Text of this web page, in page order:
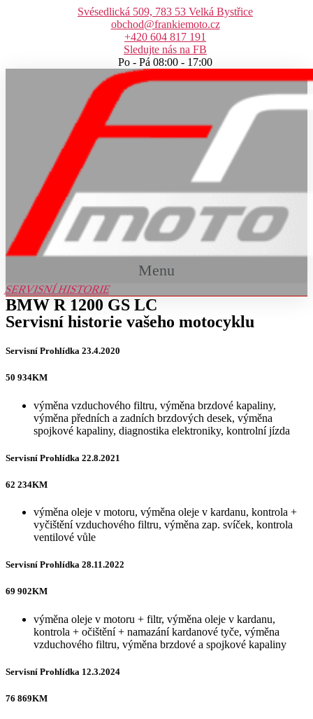
Svésedlická 509, 783 53 Velká Bystřice
obchod@frankiemoto.cz
+420 604 817 191
Sledujte nás na FB
Po - Pá 08:00 - 17:00
Menu
SERVISNÍ HISTORIE
BMW R 1200 GS LC
Servisní historie vašeho motocyklu
Servisní Prohlídka 23.4.2020
50 934KM
výměna vzduchového filtru, výměna brzdové kapaliny,
výměna předních a zadních brzdových desek, výměna
spojkové kapaliny, diagnostika elektroniky, kontrolní jízda
Servisní Prohlídka 22.8.2021
62 234KM
výměna oleje v motoru, výměna oleje v kardanu, kontrola +
vyčištění vzduchového filtru, výměna zap. svíček, kontrola
ventilové vůle
Servisní Prohlídka 28.11.2022
69 902KM
výměna oleje v motoru + filtr, výměna oleje v kardanu,
kontrola + očištění + namazání kardanové tyče, výměna
vzduchového filtru, výměna brzdové a spojkové kapaliny
Servisní Prohlídka 12.3.2024
76 869KM